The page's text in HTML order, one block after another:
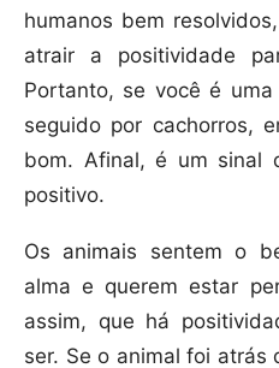
humanos bem
atrair a positividade
Portanto, se você é
seguido por cachorros,
bom. Afinal, é um sinal
positivo.
Os animais sentem o
alma e querem estar
assim, que há
ser. Se o animal foi atrás